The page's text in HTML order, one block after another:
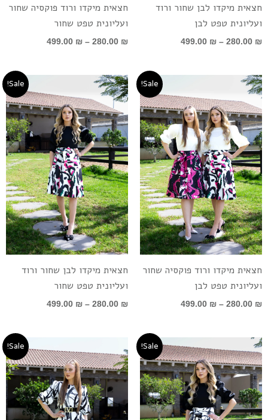
חצאית מיקדו לבן שחור ורוד
ועליונית טפט לבן
280.00 ₪
–
499.00 ₪
חצאית מיקדו ורוד פוקסיה שחור
ועליונית טפט שחור
280.00 ₪
–
499.00 ₪
Sale!
חצאית מיקדו ורוד פוקסיה שחור
ועליונית טפט לבן
280.00 ₪
–
499.00 ₪
מחירים:
עד
Sale!
חצאית מיקדו לבן שחור ורוד
ועליונית טפט שחור
280.00 ₪
–
499.00 ₪
מחירים:
עד
Sale!
מחירים:
עד
Sale!
המקורי
היה:
690.00 ₪.
הנוכחי
הוא:
499.00 ₪.